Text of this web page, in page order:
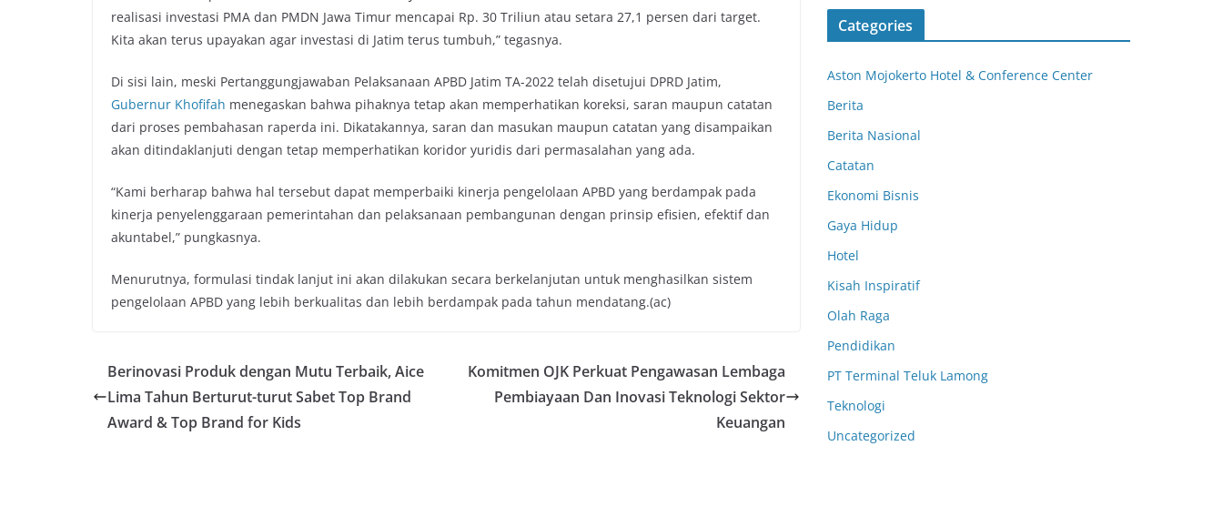
realisasi investasi PMA dan PMDN Jawa Timur mencapai Rp. 30 Triliun atau setara 27,1 persen dari target.
Kita akan terus upayakan agar investasi di Jatim terus tumbuh,” tegasnya.
Di sisi lain, meski Pertanggungjawaban Pelaksanaan APBD Jatim TA-2022 telah disetujui DPRD Jatim,
Gubernur Khofifah menegaskan bahwa pihaknya tetap akan memperhatikan koreksi, saran maupun catatan
dari proses pembahasan raperda ini. Dikatakannya, saran dan masukan maupun catatan yang disampaikan
akan ditindaklanjuti dengan tetap memperhatikan koridor yuridis dari permasalahan yang ada.
“Kami berharap bahwa hal tersebut dapat memperbaiki kinerja pengelolaan APBD yang berdampak pada
kinerja penyelenggaraan pemerintahan dan pelaksanaan pembangunan dengan prinsip efisien, efektif dan
akuntabel,” pungkasnya.
Menurutnya, formulasi tindak lanjut ini akan dilakukan secara berkelanjutan untuk menghasilkan sistem
pengelolaan APBD yang lebih berkualitas dan lebih berdampak pada tahun mendatang.(ac)
Berinovasi Produk dengan Mutu Terbaik, Aice
Lima Tahun Berturut-turut Sabet Top Brand
Award & Top Brand for Kids
Komitmen OJK Perkuat Pengawasan Lembaga
Pembiayaan Dan Inovasi Teknologi Sektor
Keuangan
Categories
Aston Mojokerto Hotel & Conference Center
Berita
Berita Nasional
Catatan
Ekonomi Bisnis
Gaya Hidup
Hotel
Kisah Inspiratif
Olah Raga
Pendidikan
PT Terminal Teluk Lamong
Teknologi
Uncategorized